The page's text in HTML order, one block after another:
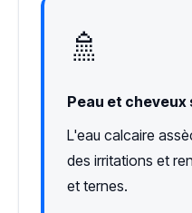
🚿
Peau et cheveux
L'eau calcaire
des irritations et
et ternes.